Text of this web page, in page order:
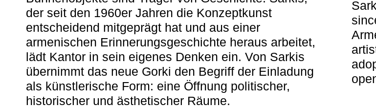
der seit den 1960er Jahren die Konzeptkunst
entscheidend mitgeprägt hat und aus einer
armenischen ­Erinnerungsgeschichte heraus arbeitet,
lädt Kantor in sein eigenes Denken ein. Von Sarkis
übernimmt das neue Gorki den Begriff der Einladung
als künstlerische Form: eine Öffnung politischer,
historischer und ästhetischer Räume.